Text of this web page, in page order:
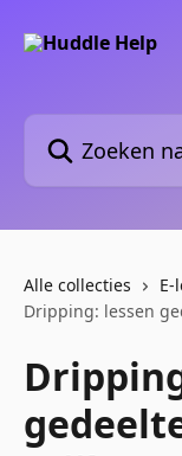
Zoeken naar
Alle collecties
Dripping: lessen